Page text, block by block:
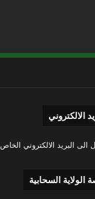
الالكتروني
الى البريد الالكتروني الخاص
الولاية السحابية